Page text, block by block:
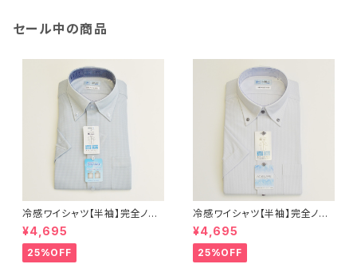
セール中の商品
冷感ワイシャツ【半袖】完全ノー
アイロン i-Shirt｜-2℃冷却 形
態安定 レギュラーシルエット ボ
タンダウン ドビー メンズ ビジネ
ス dhy195t-dbd-72 L.グリー
¥4,695
25%OFF
冷感ワイシャツ【半袖】完全ノー
アイロン i-Shirt｜-2℃冷却 形
態安定 レギュラーシルエット ボ
タンダウン ストライプ メンズ ビ
ジネス exha13-bd-12 L.グレ
¥4,695
25%OFF